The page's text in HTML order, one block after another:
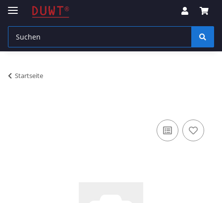
Startseite